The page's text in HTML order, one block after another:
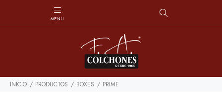
INICIO PRODUCTOS BOXES PRIME